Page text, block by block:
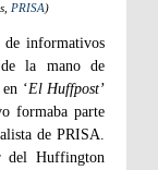
PRISA)
informativos
la mano de
‘El Huffpost’
formaba parte
de PRISA.
del Huffington